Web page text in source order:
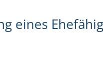
eines